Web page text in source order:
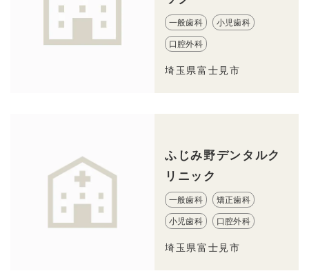
一般歯科 小児歯科
口腔外科
埼玉県富士見市
ふじみ野デンタルク
リニック
一般歯科 矯正歯科
小児歯科 口腔外科
埼玉県富士見市